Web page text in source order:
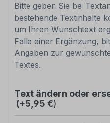
Bitte geben Sie bei
bestehende Textinhalte
um Ihren Wunschtext
Falle einer Ergänzung,
Angaben zur
Textes.
Text ändern oder
(+5,95 €)